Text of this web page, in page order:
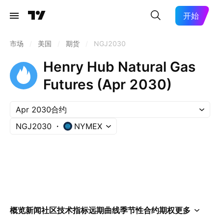
开始
市场 美国 期货 NGJ2030
Henry Hub Natural Gas
Futures (Apr 2030)
Apr 2030合约
NGJ2030
NYMEX
概览新闻社区技术指标远期曲线季节性合约期权更多